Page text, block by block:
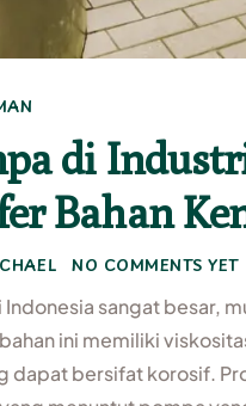
di
Bahan
NO COMMENTS YET
sangat besar,
ini memiliki
dapat bersifat korosif.